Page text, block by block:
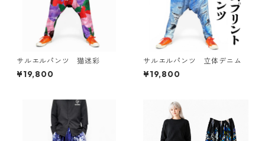
サルエルパンツ 猫迷彩
¥19,800
サルエルパンツ 立体デニム
¥19,800